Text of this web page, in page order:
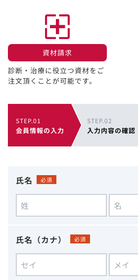
資材請求​
診断・治療に役立つ資材をご
注文頂くことが可能です。
STEP.01
会員情報の入力
STEP.02
入力内容の確認
氏名 必須
氏名（カナ） 必須